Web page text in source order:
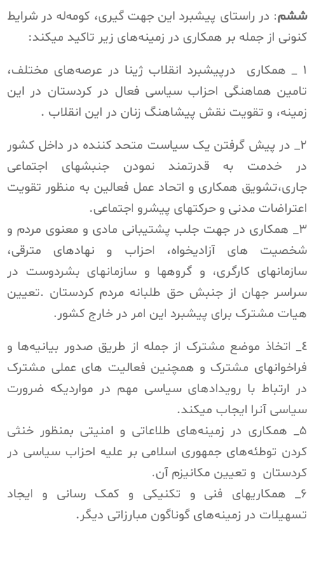
ششم: در راستای پیشبرد این جهت گیری، کومەله در شرایط
کنونی از جمله بر همکاری در زمینەهای زیر تاکید میکند:
۱ _ همکاری درپیشبرد انقلاب ژینا در عرصەهای مختلف،
تامین هماهنگی احزاب سیاسی فعال در کردستان در این
زمینه، و تقویت نقش پیشاهنگ زنان در این انقلاب .
۲_ در پیش گرفتن یک سیاست متحد کننده در داخل کشور
در خدمت به قدرتمند نمودن جنبشهای اجتماعی
جاری،تشویق همکاری و اتحاد عمل فعالین به منظور تقویت
اعتراضات مدنی و حرکتهای پیشرو اجتماعی.
۳_ همکاری در جهت جلب پشتیبانی مادی و معنوی مردم و
شخصیت های آزادیخواه، احزاب و نهادهای مترقی،
سازمانهای کارگری، و گروهها و سازمانهای بشردوست در
سراسر جهان از جنبش حق طلبانه مردم کردستان .تعیین
هیات مشترک برای پیشبرد این امر در خارج کشور.
٤_ اتخاذ موضع مشترک از جمله از طریق صدور بیانیەها و
فراخوانهای مشترک و همچنین فعالیت های عملی مشترک
در ارتباط با رویدادهای سیاسی مهم در مواردیکە ضرورت
سیاسی آنرا ایجاب میکند.
۵_ همکاری در زمینەهای طلاعاتی و امنیتی بمنظور خنثی
کردن توطئەهای جمهوری اسلامی بر علیه احزاب سیاسی در
کردستان و تعیین مکانیزم آن.
۶_ همکاریهای فنی و تکنیکی و کمک رسانی و ایجاد
تسهیلات در زمینەهای گوناگون مبارزاتی دیگر.